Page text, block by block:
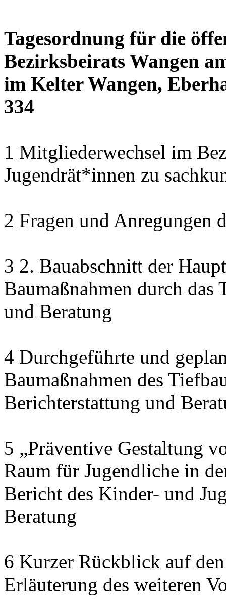
Tagesordnung für die
Bezirksbeirats Wangen
im Kelter Wangen,
334
1 Mitgliederwechsel im
Jugendrät*innen zu
2 Fragen und Anregungen
3 2. Bauabschnitt der
Baumaßnahmen durch
und Beratung
4 Durchgeführte und
Baumaßnahmen des
Berichterstattung und
5 „Präventive Gestaltung
Raum für Jugendliche in
Bericht des Kinder- und
Beratung
6 Kurzer Rückblick auf
Erläuterung des weiteren